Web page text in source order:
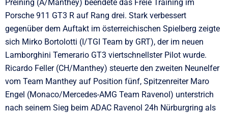
Preining (A/Manthey) beendete das Freie Training im
Porsche 911 GT3 R auf Rang drei. Stark verbessert
gegenüber dem Auftakt im österreichischen Spielberg zeigte
sich Mirko Bortolotti (I/TGI Team by GRT), der im neuen
Lamborghini Temerario GT3 viertschnellster Pilot wurde.
Ricardo Feller (CH/Manthey) steuerte den zweiten Neunelfer
vom Team Manthey auf Position fünf, Spitzenreiter Maro
Engel (Monaco/Mercedes-AMG Team Ravenol) unterstrich
nach seinem Sieg beim ADAC Ravenol 24h Nürburgring als